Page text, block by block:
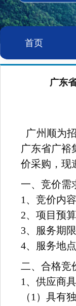
首页
广东
广州顺为
广东省广裕
价采购，现
一、竞价需
1、竞价内
2、项目预
3、服务期
4、服务地
二、合格竞
1、供应商
（1）具有